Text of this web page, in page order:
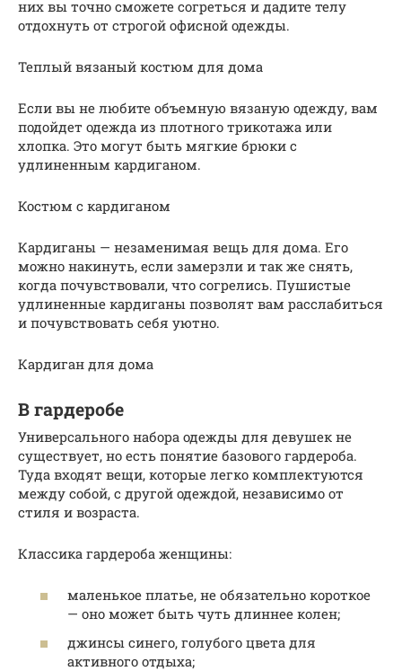
них вы точно сможете согреться и дадите телу
отдохнуть от строгой офисной одежды.
Теплый вязаный костюм для дома
Если вы не любите объемную вязаную одежду, вам
подойдет одежда из плотного трикотажа или
хлопка. Это могут быть мягкие брюки с
удлиненным кардиганом.
Костюм с кардиганом
Кардиганы — незаменимая вещь для дома. Его
можно накинуть, если замерзли и так же снять,
когда почувствовали, что согрелись. Пушистые
удлиненные кардиганы позволят вам расслабиться
и почувствовать себя уютно.
Кардиган для дома
В гардеробе
Универсального набора одежды для девушек не
существует, но есть понятие базового гардероба.
Туда входят вещи, которые легко комплектуются
между собой, с другой одеждой, независимо от
стиля и возраста.
Классика гардероба женщины:
маленькое платье, не обязательно короткое
— оно может быть чуть длиннее колен;
джинсы синего, голубого цвета для
активного отдыха;